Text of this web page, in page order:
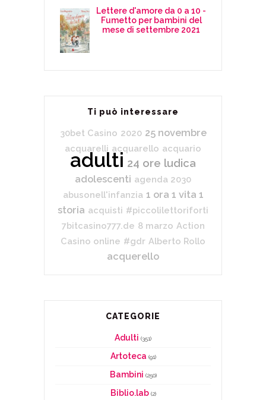
Lettere d'amore da 0 a 10 -
Fumetto per bambini del
mese di settembre 2021
Ti può interessare
30bet Casino 2020 25 novembre
acquarelli acquarello acquario
adulti 24 ore ludica
adolescenti agenda 2030
abusonell'infanzia 1 ora 1 vita 1
storia acquisti #piccolilettoriforti
7bitcasino777.de 8 marzo Action
Casino online #gdr Alberto Rollo
acquerello
CATEGORIE
Adulti (351)
Artoteca (91)
Bambini (250)
Biblio.lab(2)